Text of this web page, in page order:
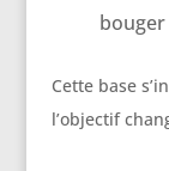
Cette base
l’objectif